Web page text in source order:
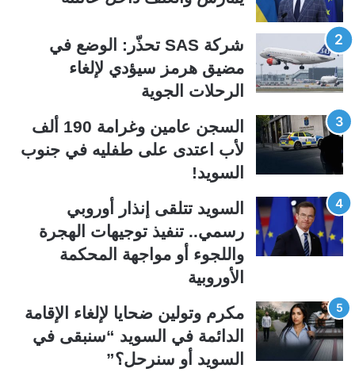
ل
س
ا
ق
ة
ل
ت
ي
ة
شركة SAS تحذّر: الوضع في
مضيق هرمز سيؤدي لإلغاء
الرحلات الجوية
السجن عامين وغرامة 190 ألف
لأب اعتدى على طفليه في جنوب
السويد!
السويد تتلقى إنذار أوروبي
رسمي.. تنفيذ توجيهات الهجرة
واللجوء أو مواجهة المحكمة
الأوروبية
مكرم وتولين ضحايا لإلغاء الإقامة
الدائمة في السويد “سنبقى في
السويد أو سنرحل؟”